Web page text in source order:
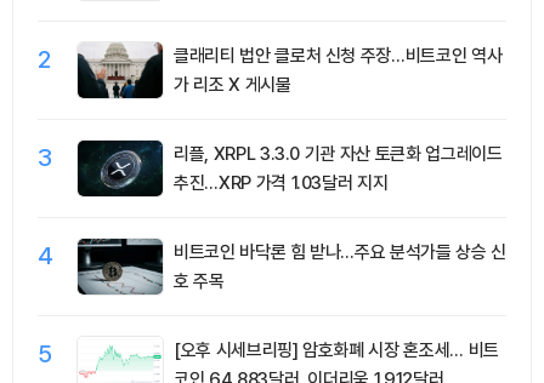
2
클래리티 법안 클로처 신청 주장…비트코인 역사
가 리조 X 게시물
3
리플, XRPL 3.3.0 기관 자산 토큰화 업그레이드
추진…XRP 가격 1.03달러 지지
4
비트코인 바닥론 힘 받나…주요 분석가들 상승 신
호 주목
5
[오후 시세브리핑] 암호화폐 시장 혼조세… 비트